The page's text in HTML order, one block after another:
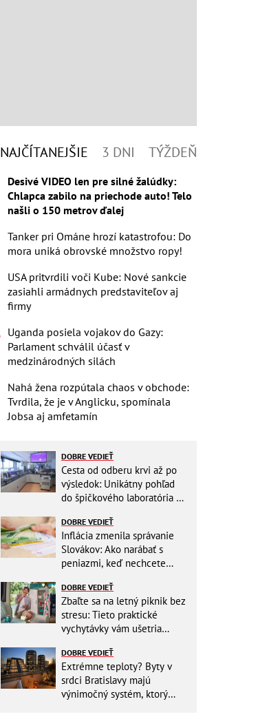
NAJČÍTANEJŠIE 3 DNI TÝŽDEŇ
Desivé VIDEO len pre silné žalúdky:
Chlapca zabilo na priechode auto! Telo
našli o 150 metrov ďalej
Tanker pri Ománe hrozí katastrofou: Do
mora uniká obrovské množstvo ropy!
USA pritvrdili voči Kube: Nové sankcie
zasiahli armádnych predstaviteľov aj
firmy
Uganda posiela vojakov do Gazy:
Parlament schválil účasť v
medzinárodných silách
Nahá žena rozpútala chaos v obchode:
Tvrdila, že je v Anglicku, spomínala
Jobsa aj amfetamín
DOBRE VEDIEŤ
Cesta od odberu krvi až po
výsledok: Unikátny pohľad
do špičkového laboratória na
DOBRE VEDIEŤ
Inflácia zmenila správanie
Slovákov: Ako narábať s
peniazmi, keď nechcete
DOBRE VEDIEŤ
Zbaľte sa na letný piknik bez
stresu: Tieto praktické
vychytávky vám ušetria
DOBRE VEDIEŤ
Extrémne teploty? Byty v
srdci Bratislavy majú
výnimočný systém, ktorý